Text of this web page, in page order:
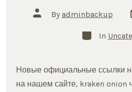
Post
author
By adminbackup
Categories
In
Новые официальные ссылки
на нашем сайте, kraken onion